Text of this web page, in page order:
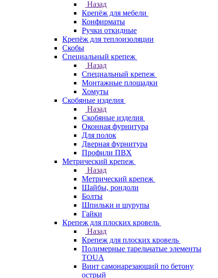
Назад
Крепёж для мебели
Конфирматы
Ручки откидные
Крепёж для теплоизоляции
Скобы
Специальный крепеж
Назад
Специальный крепеж
Монтажные площадки
Хомуты
Скобяные изделия
Назад
Скобяные изделия
Оконная фурнитура
Для полок
Дверная фурнитура
Профили ПВХ
Метрический крепеж
Назад
Метрический крепеж
Шайбы, рондоли
Болты
Шпильки и шурупы
Гайки
Крепеж для плоских кровель
Назад
Крепеж для плоских кровель
Полимерные тарельчатые элементы
TOUA
Винт самонарезающий по бетону
острый